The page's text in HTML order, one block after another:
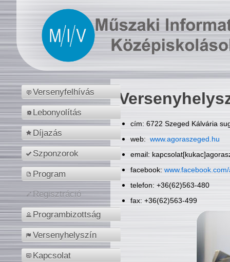
Versenyfelhívás
Lebonyolítás
Díjazás
Szponzorok
Program
Regisztráció
Programbizottság
Versenyhelyszín
Kapcsolat
cím: 6722 Szeged Kálvária
web: www.agoraszeged.hu
email:
facebook:
telefon: +36(62)563-480
fax: +36(62)563-499